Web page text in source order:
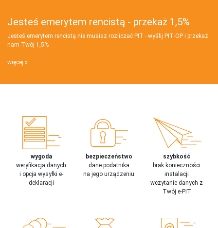
Jesteś emerytem rencistą - przekaż 1,5%
Jesteś emerytem rencistą nie musisz rozliczać PIT - wyślij PIT‑OP i przekaż
nam Twój 1,5%
więcej
wygoda
weryfikacja danych
i opcja wysyłki e-
deklaracji
bezpieczeństwo
dane podatnika
na jego urządzeniu
szybkość
brak konieczności
instalacji
wczytanie danych z
Twój e-PIT